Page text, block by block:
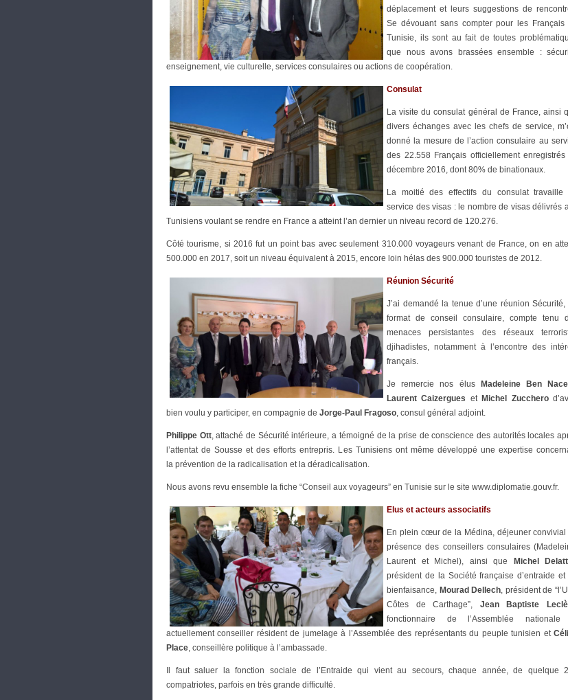
déplacement et leurs suggestions de
Se dévouant sans compter pour les Français
Tunisie, ils sont au fait de toutes
que nous avons brassées ensemble :
enseignement, vie culturelle, services consulaires ou actions de coopération.
Consulat
La visite du consulat général de France, ainsi
divers échanges avec les chefs de service,
donné la mesure de l’action consulaire au
des 22.558 Français officiellement enregistrés
décembre 2016, dont 80% de binationaux.
La moitié des effectifs du consulat travaille
service des visas : le nombre de visas délivrés
Tunisiens voulant se rendre en France a atteint l’an dernier un niveau record de 120.276.
Côté tourisme, si 2016 fut un point bas avec seulement 310.000 voyageurs venant de France, on en
500.000 en 2017, soit un niveau équivalent à 2015, encore loin hélas des 900.000 touristes de 2012.
Réunion Sécurité
J’ai demandé la tenue d’une réunion Sécurité,
format de conseil consulaire, compte tenu
menaces persistantes des réseaux
djihadistes, notamment à l’encontre des
français.
Je remercie nos élus Madeleine Ben
Laurent Caizergues et Michel Zucchero
bien voulu y participer, en compagnie de Jorge-Paul Fragoso, consul général adjoint.
Philippe Ott, attaché de Sécurité intérieure, a témoigné de la prise de conscience des autorités locales
l’attentat de Sousse et des efforts entrepris. Les Tunisiens ont même développé une expertise
la prévention de la radicalisation et la déradicalisation.
Nous avons revu ensemble la fiche “Conseil aux voyageurs” en Tunisie sur le site www.diplomatie.gouv.fr.
Elus et acteurs associatifs
En plein cœur de la Médina, déjeuner convivial
présence des conseillers consulaires
Laurent et Michel), ainsi que
Michel
président de la Société française d’entraide et
bienfaisance, Mourad Dellech, président de
Côtes de Carthage”, Jean Baptiste
fonctionnaire de l’Assemblée
actuellement conseiller résident de jumelage à l’Assemblée des représentants du peuple tunisien et
Place, conseillère politique à l’ambassade.
Il faut saluer la fonction sociale de l’Entraide qui vient au secours, chaque année, de quelque
compatriotes, parfois en très grande difficulté.